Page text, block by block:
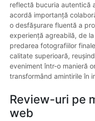
reflectă bucuria autentică
acordă importanță
o desfășurare fluentă a
experiență agreabilă, de
predarea fotografiilor
calitate superioară,
eveniment într-o manieră
transformând amintirile în
Review-uri pe
web